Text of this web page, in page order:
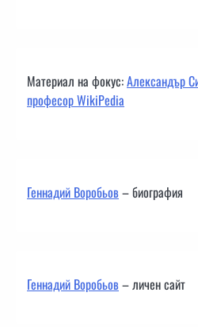
Материал на фокус:Александър
професор WikiPedia
Геннадий Воробьов– биография
Геннадий Воробьов– личен сайт